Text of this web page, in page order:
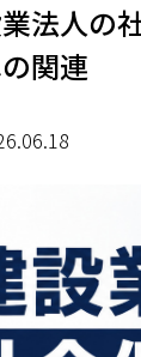
法人の
関連